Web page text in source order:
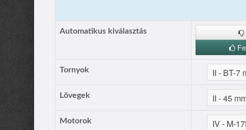
Automatikus kiválasztás
Tornyok
Lövegek
Motorok